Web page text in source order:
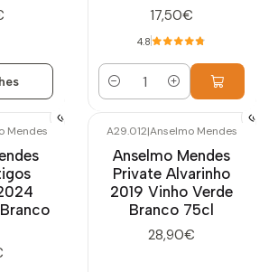
17,50€
4.8
Quantidade
Mendes A29.012|Anselmo Mendes
Anselmo Mendes
Private Alvarinho
2019 Vinho Verde
Branco 75cl
28,90€